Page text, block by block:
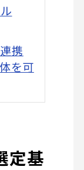
携
を可
定基